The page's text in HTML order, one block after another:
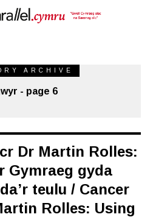
ARCHIVE
- page 6
Dr Martin Rolles:
Gymraeg gyda
teulu / Cancer
Rolles: Using